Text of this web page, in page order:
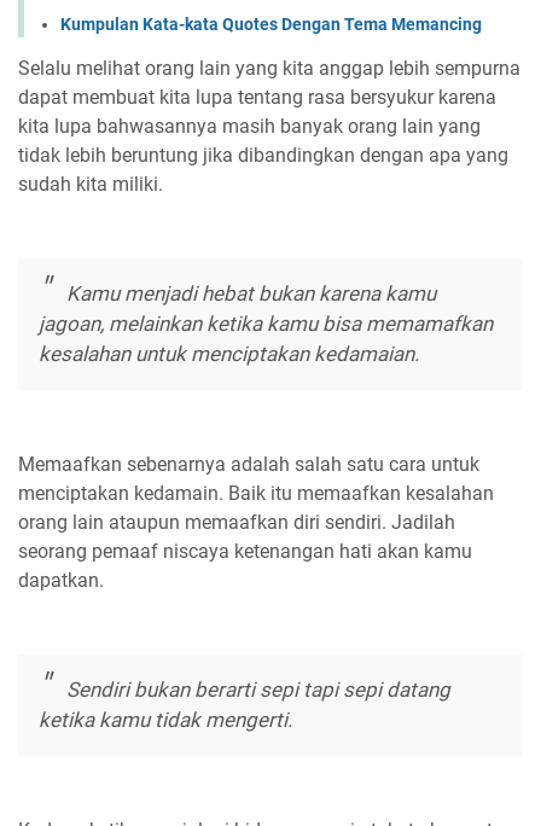
Kumpulan Kata-kata Quotes Dengan Tema Memancing
Selalu melihat orang lain yang kita anggap lebih sempurna
dapat membuat kita lupa tentang rasa bersyukur karena
kita lupa bahwasannya masih banyak orang lain yang
tidak lebih beruntung jika dibandingkan dengan apa yang
sudah kita miliki.
Kamu menjadi hebat bukan karena kamu
jagoan, melainkan ketika kamu bisa memamafkan
kesalahan untuk menciptakan kedamaian.
Memaafkan sebenarnya adalah salah satu cara untuk
menciptakan kedamain. Baik itu memaafkan kesalahan
orang lain ataupun memaafkan diri sendiri. Jadilah
seorang pemaaf niscaya ketenangan hati akan kamu
dapatkan.
Sendiri bukan berarti sepi tapi sepi datang
ketika kamu tidak mengerti.